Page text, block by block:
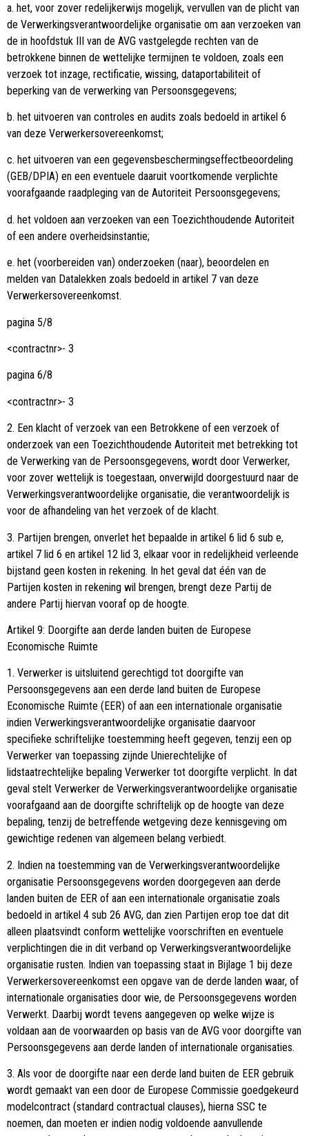
a. het, voor zover redelijkerwijs mogelijk, vervullen van de plicht van
de Verwerkingsverantwoordelijke organisatie om aan verzoeken van
de in hoofdstuk III van de AVG vastgelegde rechten van de
betrokkene binnen de wettelijke termijnen te voldoen, zoals een
verzoek tot inzage, rectificatie, wissing, dataportabiliteit of
beperking van de verwerking van Persoonsgegevens;
b. het uitvoeren van controles en audits zoals bedoeld in artikel 6
van deze Verwerkersovereenkomst;
c. het uitvoeren van een gegevensbeschermingseffectbeoordeling
(GEB/DPIA) en een eventuele daaruit voortkomende verplichte
voorafgaande raadpleging van de Autoriteit Persoonsgegevens;
d. het voldoen aan verzoeken van een Toezichthoudende Autoriteit
of een andere overheidsinstantie;
e. het (voorbereiden van) onderzoeken (naar), beoordelen en
melden van Datalekken zoals bedoeld in artikel 7 van deze
Verwerkersovereenkomst.
pagina 5/8
<contractnr>- 3
pagina 6/8
<contractnr>- 3
2. Een klacht of verzoek van een Betrokkene of een verzoek of
onderzoek van een Toezichthoudende Autoriteit met betrekking tot
de Verwerking van de Persoonsgegevens, wordt door Verwerker,
voor zover wettelijk is toegestaan, onverwijld doorgestuurd naar de
Verwerkingsverantwoordelijke organisatie, die verantwoordelijk is
voor de afhandeling van het verzoek of de klacht.
3. Partijen brengen, onverlet het bepaalde in artikel 6 lid 6 sub e,
artikel 7 lid 6 en artikel 12 lid 3, elkaar voor in redelijkheid verleende
bijstand geen kosten in rekening. In het geval dat één van de
Partijen kosten in rekening wil brengen, brengt deze Partij de
andere Partij hiervan vooraf op de hoogte.
Artikel 9: Doorgifte aan derde landen buiten de Europese
Economische Ruimte
1. Verwerker is uitsluitend gerechtigd tot doorgifte van
Persoonsgegevens aan een derde land buiten de Europese
Economische Ruimte (EER) of aan een internationale organisatie
indien Verwerkingsverantwoordelijke organisatie daarvoor
specifieke schriftelijke toestemming heeft gegeven, tenzij een op
Verwerker van toepassing zijnde Unierechtelijke of
lidstaatrechtelijke bepaling Verwerker tot doorgifte verplicht. In dat
geval stelt Verwerker de Verwerkingsverantwoordelijke organisatie
voorafgaand aan de doorgifte schriftelijk op de hoogte van deze
bepaling, tenzij de betreffende wetgeving deze kennisgeving om
gewichtige redenen van algemeen belang verbiedt.
2. Indien na toestemming van de Verwerkingsverantwoordelijke
organisatie Persoonsgegevens worden doorgegeven aan derde
landen buiten de EER of aan een internationale organisatie zoals
bedoeld in artikel 4 sub 26 AVG, dan zien Partijen erop toe dat dit
alleen plaatsvindt conform wettelijke voorschriften en eventuele
verplichtingen die in dit verband op Verwerkingsverantwoordelijke
organisatie rusten. Indien van toepassing staat in Bijlage 1 bij deze
Verwerkersovereenkomst een opgave van de derde landen waar, of
internationale organisaties door wie, de Persoonsgegevens worden
Verwerkt. Daarbij wordt tevens aangegeven op welke wijze is
voldaan aan de voorwaarden op basis van de AVG voor doorgifte van
Persoonsgegevens aan derde landen of internationale organisaties.
3. Als voor de doorgifte naar een derde land buiten de EER gebruik
wordt gemaakt van een door de Europese Commissie goedgekeurd
modelcontract (standard contractual clauses), hierna SSC te
noemen, dan moeten er indien nodig voldoende aanvullende